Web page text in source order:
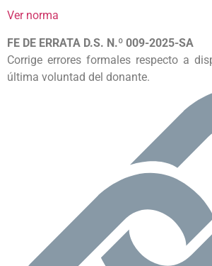
Ver norma
FE DE ERRATA D.S. N.º 009-2025-SA
Corrige errores formales respecto a
última voluntad del donante.